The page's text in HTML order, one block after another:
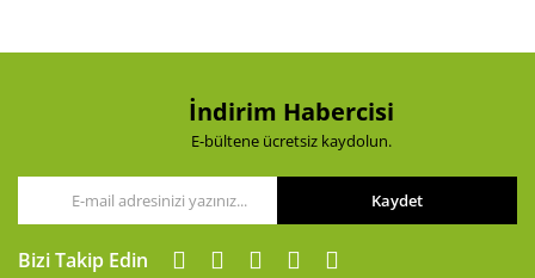
İndirim Habercisi
E-bültene ücretsiz kaydolun.
Kaydet
Bizi Takip Edin